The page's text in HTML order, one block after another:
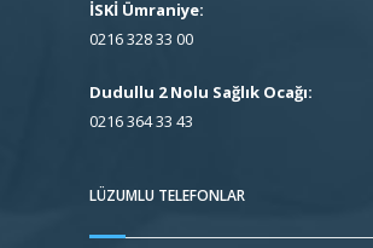
İSKİ Ümraniye:
0216 328 33 00
Dudullu 2 Nolu Sağlık Ocağı:
0216 364 33 43
LÜZUMLU TELEFONLAR